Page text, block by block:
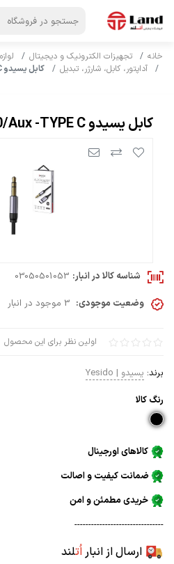
خانه تجهیزات الکترونیک و دیجیتال
آداپتور، کابل، شارژر، تبدیل
کابل یسیدو YAU20/Aux -TYPE C
کابل یسیدو YAU20/Aux -TYPE C
اولین نظر برای این محصول
برند: یسیدو | Yesido
رنگ كالا
کالاهای اورجینال
ضمانت کیفیت و اصالت
خریدی مطمئن و امن
--------------------------------
ارسال از انباراُتلند
شناسه کالا در انبار: 03050501053
وضعیت موجودی: 3 موجود در انبار